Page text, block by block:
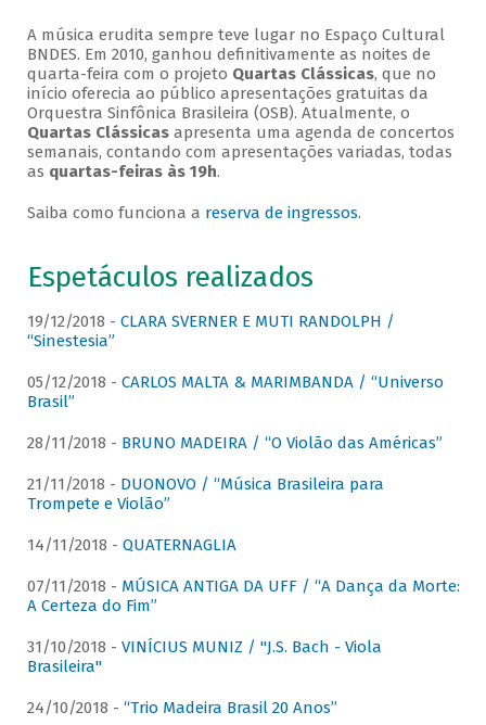
A música erudita sempre teve lugar no Espaço Cultural
BNDES. Em 2010, ganhou definitivamente as noites de
quarta-feira com o projeto Quartas Clássicas, que no
início oferecia ao público apresentações gratuitas da
Orquestra Sinfônica Brasileira (OSB). Atualmente, o
Quartas Clássicasapresenta uma agenda de concertos
semanais, contando com apresentações variadas, todas
as quartas-feiras às 19h.
Saiba como funciona a reserva de ingressos.
Espetáculos realizados
19/12/2018 - CLARA SVERNER E MUTI RANDOLPH /
“Sinestesia”
05/12/2018 - CARLOS MALTA & MARIMBANDA / “Universo
Brasil”
28/11/2018 - BRUNO MADEIRA / “O Violão das Américas”
21/11/2018 - DUONOVO / “Música Brasileira para
Trompete e Violão”
14/11/2018 - QUATERNAGLIA
07/11/2018 - MÚSICA ANTIGA DA UFF / “A Dança da Morte:
A Certeza do Fim”
31/10/2018 - VINÍCIUS MUNIZ / "J.S. Bach - Viola
Brasileira"
24/10/2018 - “Trio Madeira Brasil 20 Anos”